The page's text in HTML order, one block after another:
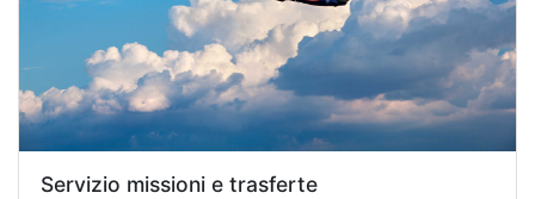
Servizio missioni e trasferte